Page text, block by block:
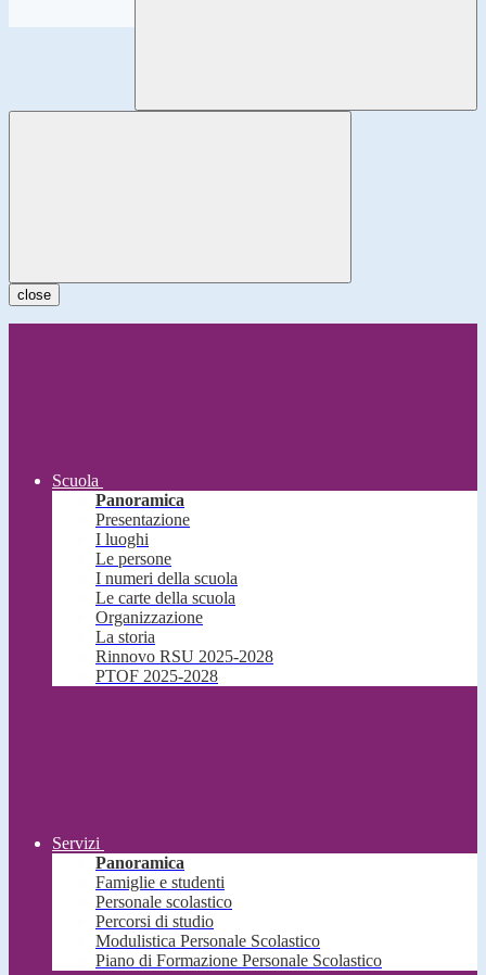
close
Scuola
Panoramica
Presentazione
I luoghi
Le persone
I numeri della scuola
Le carte della scuola
Organizzazione
La storia
Rinnovo RSU 2025-2028
PTOF 2025-2028
Servizi
Panoramica
Famiglie e studenti
Personale scolastico
Percorsi di studio
Modulistica Personale Scolastico
Piano di Formazione Personale Scolastico